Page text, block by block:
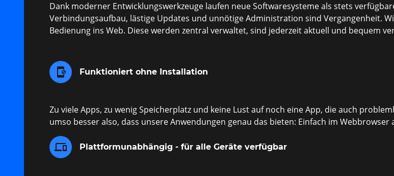
Dank moderner Entwicklungswerkzeuge laufen neue Softwaresysteme als stets
Verbindungsaufbau, lästige Updates und unnötige Administration sind Vergangenheit.
Bedienung ins Web. Diese werden zentral verwaltet, sind jederzeit aktuell und bequem
app_blocking Funktioniert ohne Installation
Zu viele Apps, zu wenig Speicherplatz und keine Lust auf noch eine App, die auch
umso besser also, dass unsere Anwendungen genau das bieten: Einfach im
phonelink Plattformunabhängig - für alle Geräte verfügbar